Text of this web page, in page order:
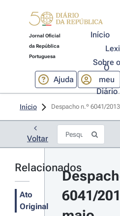
Jornal Oficial
da República
Portuguesa
Início
Sobre
Ajuda
O
meu
Diário
Início Despacho n.º 6041/2013
Voltar
Relacionados
Ato
Original
6041/